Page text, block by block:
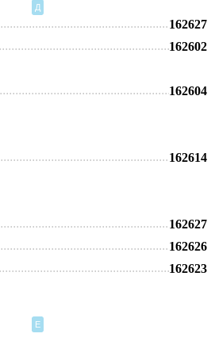
Д
162627
162602
162604
162614
162627
162626
162623
Е